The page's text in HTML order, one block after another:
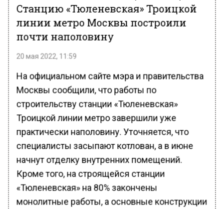
Станцию «Тюленевская» Троицкой
линии метро Москвы построили
почти наполовину
20 мая 2022, 11:59
На официальном сайте мэра и правительства
Москвы сообщили, что работы по
строительству станции «Тюленевская»
Троицкой линии метро завершили уже
практически наполовину. Уточняется, что
специалисты засыпают котлован, а в июне
начнут отделку внутренних помещений.
Кроме того, на строящейся станции
«Тюленевская» на 80% закончены
монолитные работы, а основные конструкции